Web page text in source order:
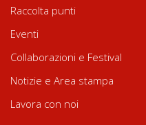
Raccolta punti
Eventi
Collaborazioni e Festival
Notizie e Area stampa
Lavora con noi